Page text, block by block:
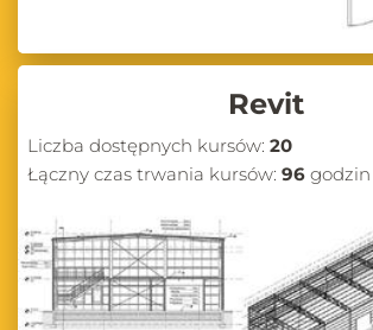
Revit
Liczba dostępnych kursów: 20
Łączny czas trwania kursów: 96 godzin